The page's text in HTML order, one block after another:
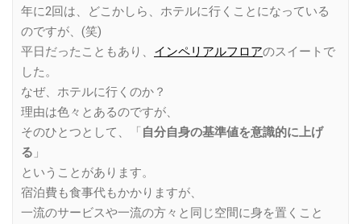
年に2回は、どこかしら、ホテルに行くことになっている
のですが、(笑)
平日だったこともあり、 インペリアルフロアのスイートで
した。
なぜ、ホテルに行くのか？
理由は色々とあるのですが、
そのひとつとして、「自分自身の基準値を意識的に上げ
る 」
ということがあります。
宿泊費も食事代もかかりますが、
一流のサービスや一流の方々と同じ空間に身を置くこと